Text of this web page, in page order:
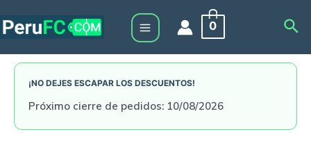
to
Main
Menu
0
¡NO DEJES ESCAPAR LOS DESCUENTOS!
Próximo cierre de pedidos: 10/08/2026